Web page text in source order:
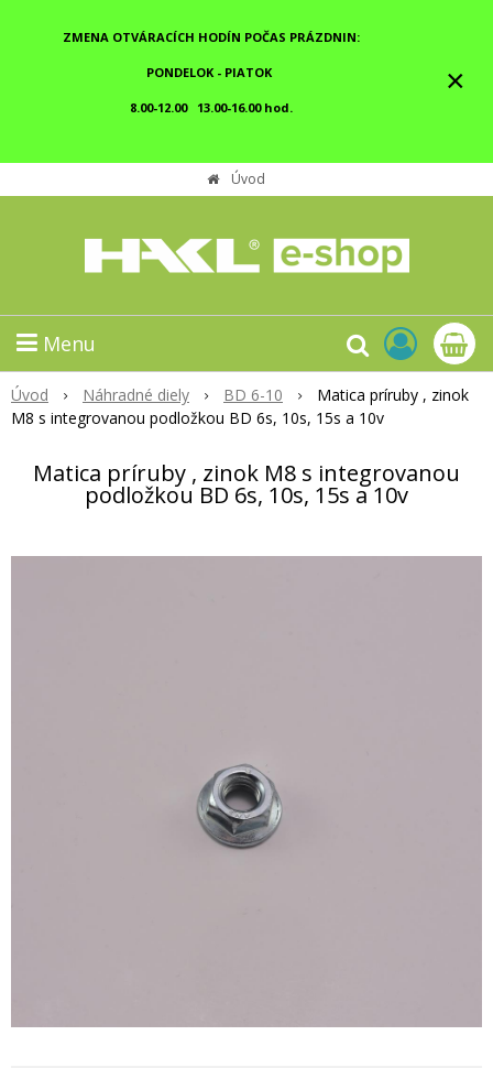
ZMENA OTVÁRACÍCH HODÍN POČAS PRÁZDNIN:
PONDELOK - PIATOK
8.00-12.00 13.00-16.00 hod.
×
Úvod
Menu
Úvod Náhradné diely BD 6-10
Matica príruby , zinok
M8 s integrovanou podložkou BD 6s, 10s, 15s a 10v
Matica príruby , zinok M8 s integrovanou
podložkou BD 6s, 10s, 15s a 10v